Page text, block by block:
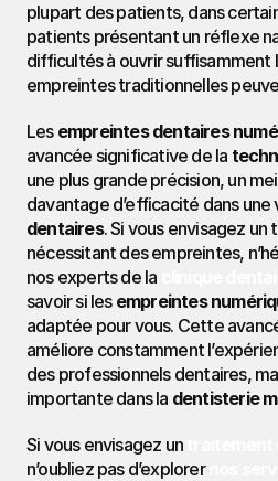
plupart des patients, dans
patients présentant un réflexe
difficultés à ouvrir suffisamment
empreintes traditionnelles
Les empreintes dentaires
avancée significative de la
une plus grande précision, un
davantage d’efficacité dans une
dentaires. Si vous envisagez
nécessitant des empreintes,
nos experts de la
savoir si les empreintes
adaptée pour vous. Cette
améliore constamment
des professionnels dentaires,
importante dans la dentisterie
Si vous envisagez un
n’oubliez pas d’explorer